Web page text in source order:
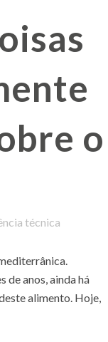
o
técnica
de anos, ainda há
alimento. Hoje,